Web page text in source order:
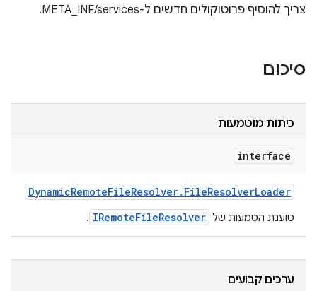
צריך להוסיף פרוטוקולים חדשים ל-META_INF/services.
סיכום
כיתות מוטמעות
interface
DynamicRemoteFileResolver. FileResolverLoader
טוענת הטמעות של IRemoteFileResolver
.
ערכים קבועים